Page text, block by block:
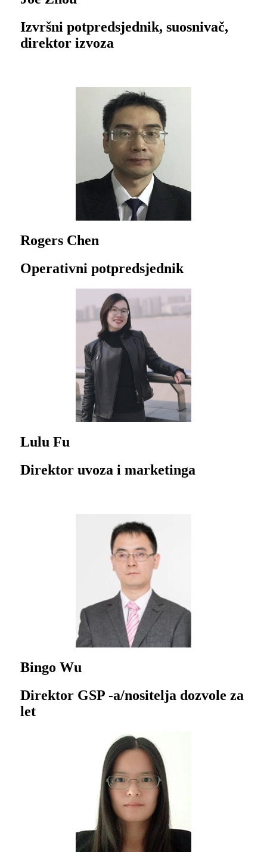
Izvršni potpredsjednik, suosnivač,
direktor izvoza
Rogers Chen
Operativni potpredsjednik
Lulu Fu
Direktor uvoza i marketinga
Bingo Wu
Direktor GSP -a/nositelja dozvole za
let